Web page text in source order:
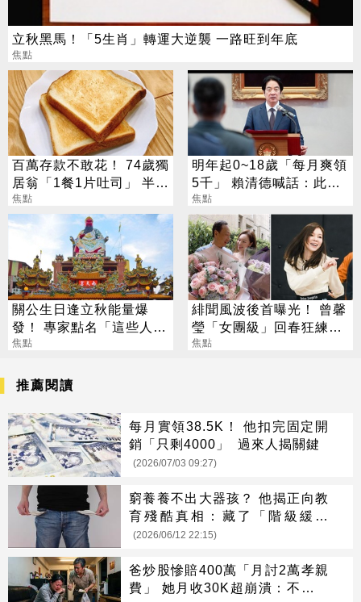
立秋黑馬！「5生肖」轉運大逆襲 一路旺到年底
焦點
百萬存款不敢花！ 74歲獨
居翁「1餐1片吐司」 半年
暴瘦嚇壞女兒
焦點
明年起0~18歲「每月爽領
5千」 賴清德喊話：此時
不生待何時
焦點
關公生日逢立秋能量爆
發！ 專家點名「這些人」
別亂拜
焦點
緋聞風波後首曝光！ 曾馨
瑩「女團級」回春狂練舞
郭董獨自公園散步
焦點
推薦閱讀
每月實領38.5K！ 他扣完固定開
銷「只剩4000」 過來人揭關鍵
(2026/07/03 09:27)
窮養養不出大器孩？ 他揭正向教
育殘酷真相：藏了「階級緩衝
墊」
(2026/06/12 22:15)
爸炒股慘賠400萬「月討2萬孝親
費」 她月收30K超崩潰：不給要